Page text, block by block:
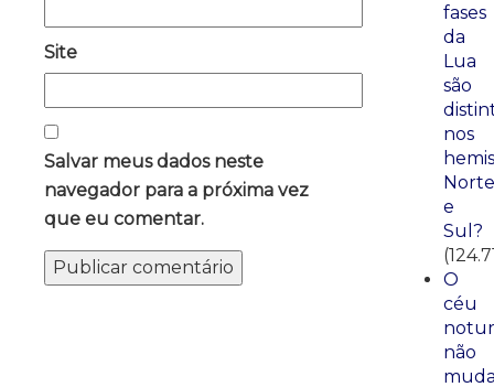
Site
Salvar meus dados neste
navegador para a próxima vez
que eu comentar.
fases
da
Lua
são
nos
Norte
e
Sul?
O
céu
não